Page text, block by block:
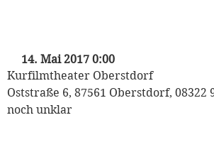
14. Mai 2017 0:00
Kurfilmtheater Oberstdorf
Oststraße 6, 87561 Oberstdorf, 08322
noch unklar